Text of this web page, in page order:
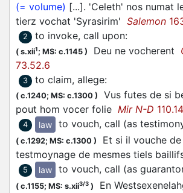
(= volume) [...]. 'Celeth' nos numat
tierz vochat 'Syrasirim' Salemon
2 to invoke, call upon:
( s.xii1; MS: c.1145 ) Deu ne vocherent
73.52.6
3 to claim, allege:
( c.1240; MS: c.1300 )
Vus futes de si
pout hom vocer folie Mir N-D
4 law to vouch, call (as
( c.1292; MS: c.1300 ) Et si il vouche
testmoynage de mesmes tiels
5 law to vouch, call (as
( c.1155; MS: s.xii3/3 ) En